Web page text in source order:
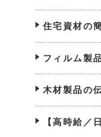
住宅資材の
フィルム製
木材製品の
【高時給／